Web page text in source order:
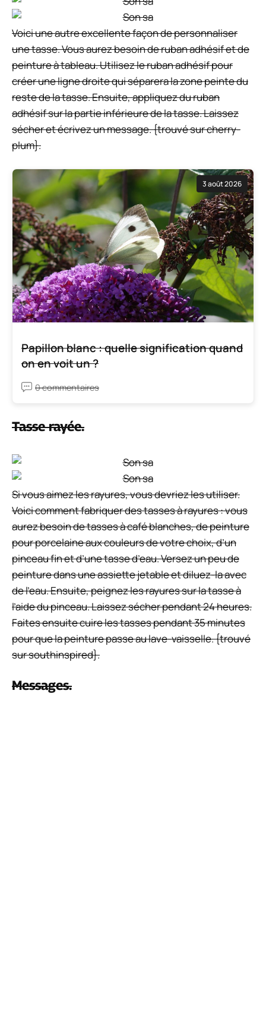
Voici une autre excellente façon de personnaliser
une tasse. Vous aurez besoin de ruban adhésif et de
peinture à tableau. Utilisez le ruban adhésif pour
créer une ligne droite qui séparera la zone peinte du
reste de la tasse. Ensuite, appliquez du ruban
adhésif sur la partie inférieure de la tasse. Laissez
sécher et écrivez un message. {trouvé sur cherry-
plum}.
3 août 2026
Papillon blanc : quelle signification quand
on en voit un ?
0 commentaires
Tasse rayée.
Si vous aimez les rayures, vous devriez les utiliser.
Voici comment fabriquer des tasses à rayures : vous
aurez besoin de tasses à café blanches, de peinture
pour porcelaine aux couleurs de votre choix, d’un
pinceau fin et d’une tasse d’eau. Versez un peu de
peinture dans une assiette jetable et diluez-la avec
de l’eau. Ensuite, peignez les rayures sur la tasse à
l’aide du pinceau. Laissez sécher pendant 24 heures.
Faites ensuite cuire les tasses pendant 35 minutes
pour que la peinture passe au lave-vaisselle. {trouvé
sur southinspired}.
Messages.